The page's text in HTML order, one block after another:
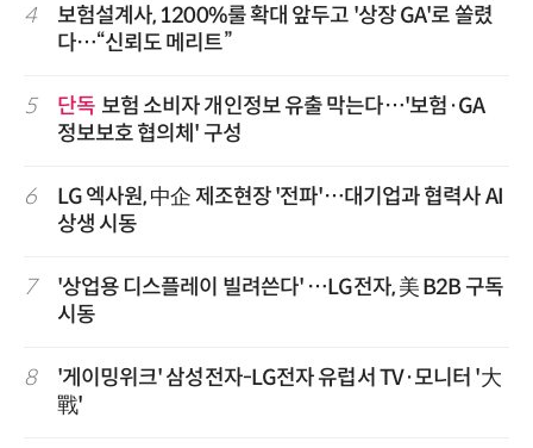
4
보험설계사, 1200%룰 확대 앞두고 '상장 GA'로 쏠렸
다…“신뢰도 메리트”
5 단독 보험 소비자 개인정보 유출 막는다…'보험·GA
정보보호 협의체' 구성
6
LG 엑사원, 中企 제조현장 '전파'…대기업과 협력사 AI
상생 시동
7
'상업용 디스플레이 빌려쓴다' …LG전자, 美 B2B 구독
시동
8
'게이밍위크' 삼성전자-LG전자 유럽서 TV·모니터 '大
戰'